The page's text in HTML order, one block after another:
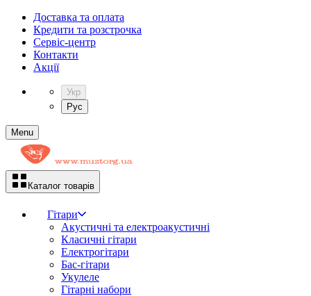
Доставка та оплата
Кредити та розстрочка
Сервіc-центр
Контакти
Акції
Укр
Рус
Menu
Каталог товарів
Гітари
Акустичні та електроакустичні
Класичні гітари
Електрогітари
Бас-гітари
Укулеле
Гітарні набори